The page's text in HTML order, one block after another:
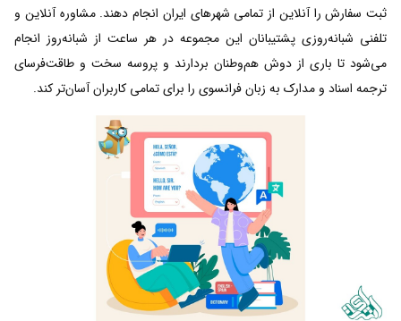
ثبت سفارش را آنلاین از تمامی شهرهای ایران انجام دهند. مشاوره آنلاین و
تلفنی شبانه‌روزی پشتیبانان این مجموعه در هر ساعت از شبانه‌روز انجام
می‌شود تا باری از دوش هم‌وطنان بردارند و پروسه سخت و طاقت‌فرسای
ترجمه اسناد و مدارک به زبان فرانسوی را برای تمامی کاربران آسان‌تر کند.